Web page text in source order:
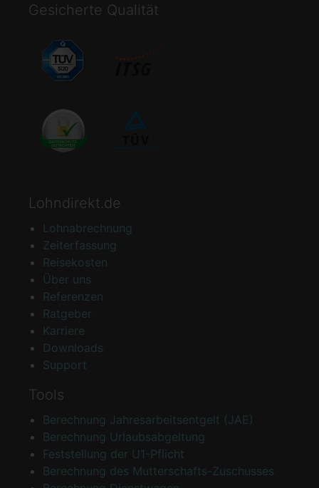
Gesicherte Qualität
Lohndirekt.de
Lohnabrechnung
Zeiterfassung
Reisekosten
Über uns
Referenzen
Ratgeber
Karriere
Downloads
Support
Tools
Berechnung Jahresarbeitsentgelt (JAE)
Berechnung Urlaubsabgeltung
Feststellung der U1-Pflicht
Berechnung des Mutterschafts-Zuschusses